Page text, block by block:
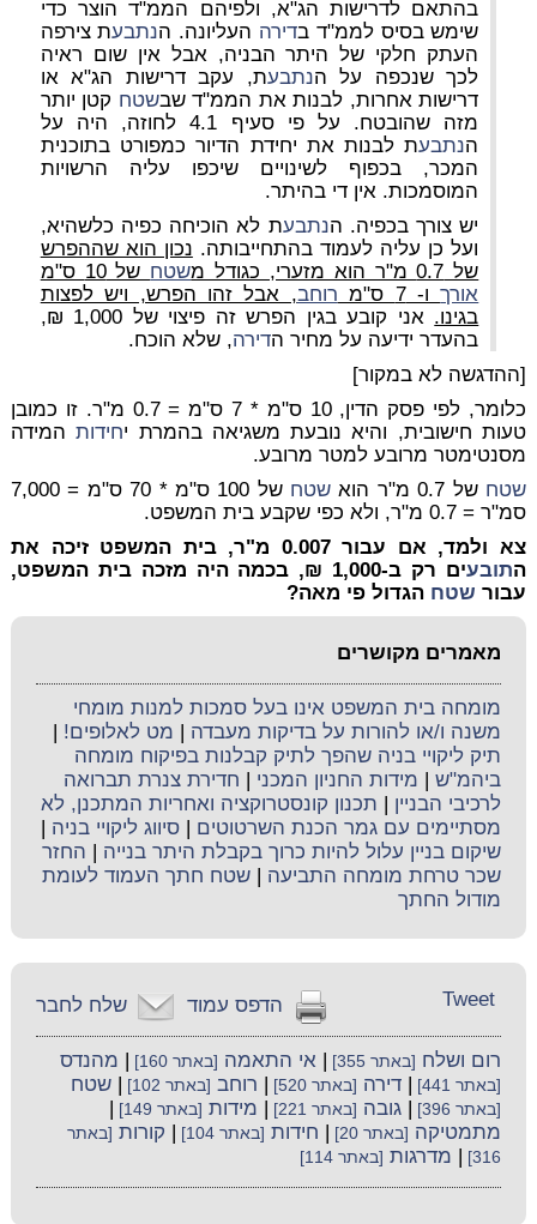
בהתאם לדרישות הג"א, ולפיהם הממ"ד הוצר כדי
שימש בסיס לממ"ד בדירה העליונה. הנתבעת צירפה
העתק חלקי של היתר הבניה, אבל אין שום ראיה
לכך שנכפה על הנתבעת, עקב דרישות הג"א או
דרישות אחרות, לבנות את הממ"ד שבשטח קטן יותר
מזה שהובטח. על פי סעיף 4.1 לחוזה, היה על
הנתבעת לבנות את יחידת הדיור כמפורט בתוכנית
המכר, בכפוף לשינויים שיכפו עליה הרשויות
המוסמכות. אין די בהיתר.
יש צורך בכפיה. הנתבעת לא הוכיחה כפיה כלשהיא,
ועל כן עליה לעמוד בהתחייבותה. נכון הוא שההפרש
של 0.7 מ"ר הוא מזערי, כגודל מ
שטח של 10 ס"מ
אורךו- 7 ס"מ רוחב, אבל זהו הפרש, ויש לפצות
בגינו.
אני קובע בגין הפרש זה פיצוי של 1,000 ₪,
בהעדר ידיעה על מחיר הדירה, שלא הוכח.
[ההדגשה לא במקור]
כלומר, לפי פסק הדין, 10 ס"מ * 7 ס"מ = 0.7 מ"ר. זו כמובן
טעות חישובית, והיא נובעת משגיאה בהמרת יחידותהמידה
מסנטימטר מרובע למטר מרובע.
שטח של 0.7 מ"ר הוא שטח
של 100 ס"מ * 70 ס"מ = 7,000
סמ"ר = 0.7 מ"ר, ולא כפי שקבע בית המשפט.
צא ולמד, אם עבור 0.007 מ"ר, בית המשפט זיכה את
התובע
ים רק ב-1,000 ₪, בכמה היה מזכה בית המשפט,
עבור שטח הגדול פי מאה?
מאמרים מקושרים
מומחה בית המשפט אינו בעל סמכות למנות מומחי
משנה ו/או להורות על בדיקות מעבדה
מט לאלופים!
תיק ליקויי בניה שהפך לתיק קבלנות בפיקוח מומחה
ביהמ"ש
מידות החניון המכני
חדירת צנרת תברואה
לרכיבי הבניין
תכנון קונסטרוקציה ואחריות המתכנן, לא
מסתיימים עם גמר הכנת השרטוטים |סיווג ליקויי בניה
שיקום בניין עלול להיות כרוך בקבלת היתר בנייה
החזר
שכר טרחת מומחה התביעה |שטח חתך העמוד לעומת
מודול החתך
שלח לחבר הדפס עמוד Tweet
רום ושלח [באתר 355] |אי התאמה [באתר 160] מהנדס
[באתר 441] |דירה [באתר 520] רוחב [באתר 102] |שטח
[באתר 396] |גובה [באתר 221] מידות [באתר 149]
מתמטיקה [באתר 20] חידות [באתר 104] קורות [באתר
316]
מדרגות [באתר 114]